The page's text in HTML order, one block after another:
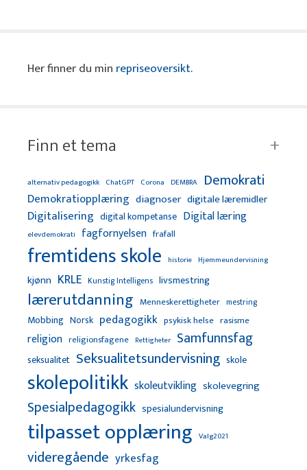
Her finner du min repriseoversikt.
Finn et tema
alternativ pedagogikk ChatGPT Corona DEMBRA Demokrati
Demokratiopplæring diagnoser digitale læremidler
Digitalisering digital kompetanse Digital læring
elevdemokrati fagfornyelsen frafall
fremtidens skole historie Hjemmeundervisning
kjønn KRLE Kunstig Intelligens livsmestring
lærerutdanning Menneskerettigheter mestring
Mobbing Norsk pedagogikk psykisk helse rasisme
religion religionsfagene Rettigheter Samfunnsfag
seksualitet Seksualitetsundervisning skole
skolepolitikk skoleutvikling skolevegring
Spesialpedagogikk spesialundervisning
tilpasset opplæring Valg2021
videregående yrkesfag